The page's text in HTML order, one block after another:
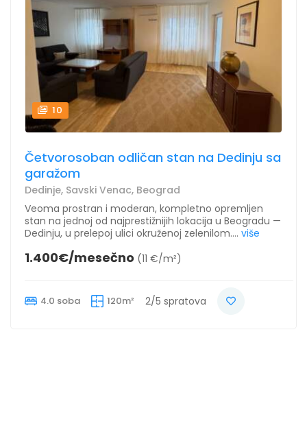
10
Četvorosoban odličan stan na Dedinju sa
garažom
Dedinje, Savski Venac, Beograd
Veoma prostran i moderan, kompletno opremljen
stan na jednoj od najprestižnijih lokacija u Beogradu —
Dedinju, u prelepoj ulici okruženoj zelenilom.... više
1.400€/mesečno (11 €/m²)
4.0 soba 120m² 2/5 spratova